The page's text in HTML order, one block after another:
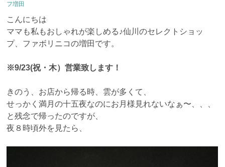
フ増田
こんにちは
ママも私もおしゃれが楽しめる♪仙川のセレクトショッ
プ、ファボリニコの増田です。
※9/23(祝・木）営業致します！
きのう、お店から帰る時、雲が多くて、
せっかく満月の十五夜なのにお月様見れないなぁ〜、、、
と残念で帰ったのですが、
夜８時頃外を見たら、